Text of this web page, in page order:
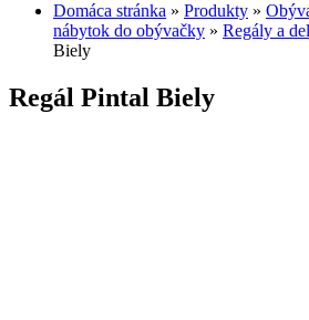
Domáca stránka » Produkty »
nábytok do obývačky » Regály a
Biely
Regál Pintal Biely